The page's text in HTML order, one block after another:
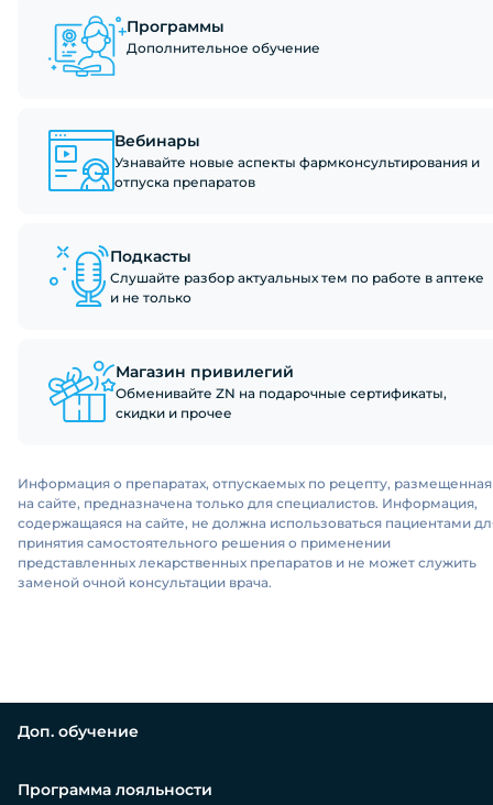
Программы
Дополнительное обучение
Вебинары
Узнавайте новые аспекты фармконсультирования и
отпуска препаратов
Подкасты
Слушайте разбор актуальных тем по работе в аптеке
и не только
Магазин привилегий
Обменивайте ZN на подарочные сертификаты,
скидки и прочее
Информация о препаратах, отпускаемых по рецепту, размещенная
на сайте, предназначена только для специалистов. Информация,
содержащаяся на сайте, не должна использоваться пациентами
принятия самостоятельного решения о применении
представленных лекарственных препаратов и не может служить
заменой очной консультации врача.
Доп. обучение
Программа лояльности